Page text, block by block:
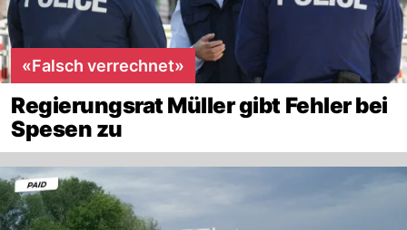
«Falsch verrechnet»
Regierungsrat Müller gibt Fehler bei
Spesen zu